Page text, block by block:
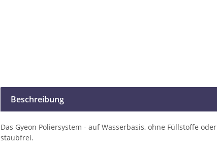
Beschreibung
Das Gyeon Poliersystem - auf Wasserbasis, ohne Füllstoffe
staubfrei.